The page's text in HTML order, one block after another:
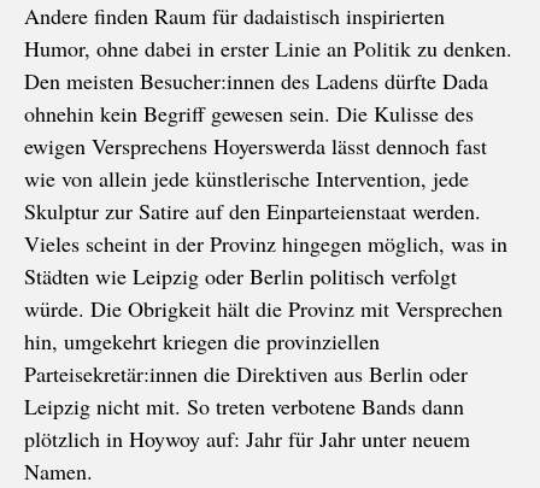
Andere finden Raum für dadaistisch inspirierten
Humor, ohne dabei in erster Linie an Politik zu denken.
Den meisten Besucher:innen des Ladens dürfte Dada
ohnehin kein Begriff gewesen sein. Die Kulisse des
ewigen Versprechens Hoyerswerda lässt dennoch fast
wie von allein jede künstlerische Intervention, jede
Skulptur zur Satire auf den Einparteienstaat werden.
Vieles scheint in der Provinz hingegen möglich, was in
Städten wie Leipzig oder Berlin politisch verfolgt
würde. Die Obrigkeit hält die Provinz mit Versprechen
hin, umgekehrt kriegen die provinziellen
Parteisekretär:innen die Direktiven aus Berlin oder
Leipzig nicht mit. So treten verbotene Bands dann
plötzlich in Hoywoy auf: Jahr für Jahr unter neuem
Namen.